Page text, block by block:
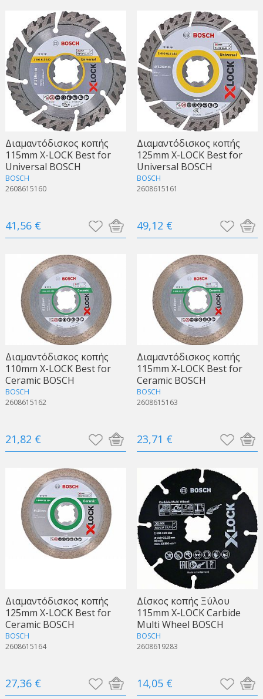
Διαμαντόδισκος κοπής
115mm X-LOCK Best for
Universal BOSCH
BOSCH
2608615160
41,56 €
Διαμαντόδισκος κοπής
125mm X-LOCK Best for
Universal BOSCH
BOSCH
2608615161
49,12 €
Διαμαντόδισκος κοπής
110mm X-LOCK Best for
Ceramic BOSCH
BOSCH
2608615162
21,82 €
Διαμαντόδισκος κοπής
115mm X-LOCK Best for
Ceramic BOSCH
BOSCH
2608615163
23,71 €
Διαμαντόδισκος κοπής
125mm X-LOCK Best for
Ceramic BOSCH
BOSCH
2608615164
27,36 €
Δίσκος κοπής Ξύλου
115mm X-LOCK Carbide
Multi Wheel BOSCH
BOSCH
2608619283
14,05 €